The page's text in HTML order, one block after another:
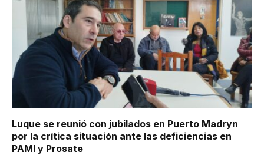
Luque se reunió con jubilados en Puerto Madryn
por la crítica situación ante las deficiencias en
PAMI y Prosate